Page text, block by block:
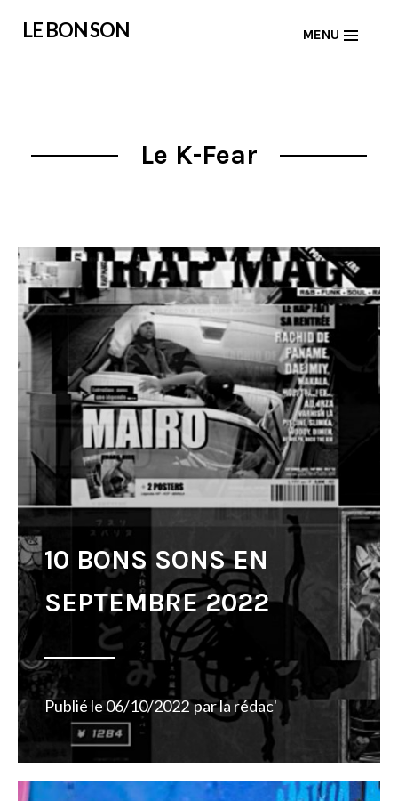
LE BON SON MENU
Le K-Fear
10 BONS SONS EN
SEPTEMBRE 2022
Publié le06/10/2022 parla rédac'